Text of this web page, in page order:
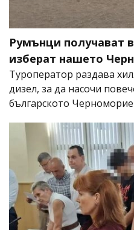
Румънци получават
изберат нашето
Туроператор раздава
дизел, за да насочи
българското Черноморие